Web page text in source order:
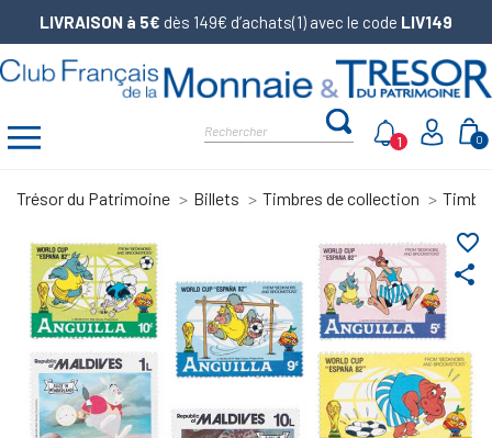
LIVRAISON à 5€ dès 149€ d’achats(1) avec le code LIV149
0
1
Trésor du Patrimoine Billets Timbres de collection
share
favorite_border